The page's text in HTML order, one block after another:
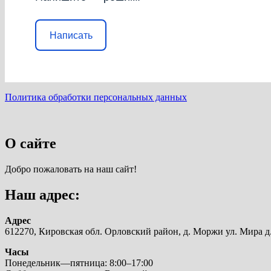
Написать
Политика обработки персональных данных
О сайте
Добро пожаловать на наш сайт!
Наш адрес:
Адрес
612270, Кировская обл. Орловский район, д. Моржи ул. Мира
Часы
Понедельник—пятница: 8:00–17:00